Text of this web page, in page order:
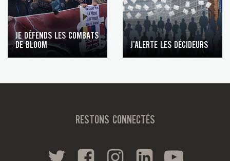
JE DÉFENDS LES COMBATS
DE BLOOM
J’ALERTE LES DÉCIDEURS
RESTONS CONNECTÉS